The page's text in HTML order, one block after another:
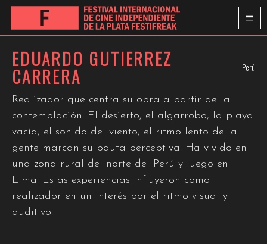
EDUARDO GUTIERREZ
CARRERA Perú
Realizador que centra su obra a partir de la
contemplación. El desierto, el algarrobo, la playa
vacía, el sonido del viento, el ritmo lento de la
gente marcan su pauta perceptiva. Ha vivido en
una zona rural del norte del Perú y luego en
Lima. Estas experiencias influyeron como
realizador en un interés por el ritmo visual y
auditivo.